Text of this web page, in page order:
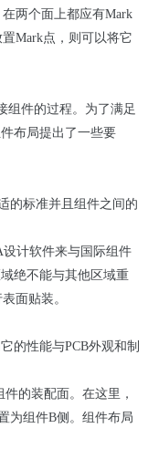
两个面上都应有Mark
Mark点，则可以将它
组件的过程。为了满足
布局提出了一些要
的标准并且组件之间的
计软件来与国际组件
绝不能与其他区域重
面贴装。
的性能与PCB外观和制
的装配面。在这里，
为组件B侧。组件布局